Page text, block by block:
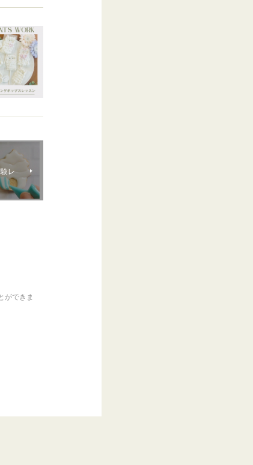
レ
ができま